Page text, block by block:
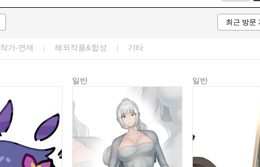
작가-연재 해외작품&합성 기타
일반 일반